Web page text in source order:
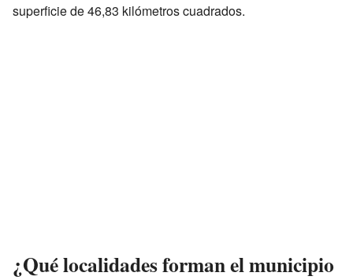
superficie de 46,83 kilómetros cuadrados.
¿Qué localidades forman el municipio